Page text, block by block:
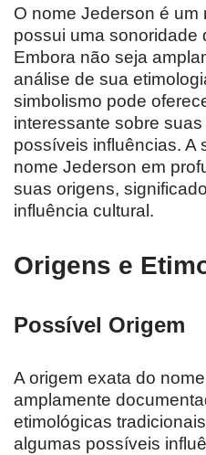
O nome Jederson é um
possui uma sonoridade
Embora não seja
análise de sua
simbolismo pode
interessante sobre
possíveis influências. A
nome Jederson em
suas origens,
influência cultural.
Origens e
Possível Origem
A origem exata do
amplamente
etimológicas
algumas possíveis